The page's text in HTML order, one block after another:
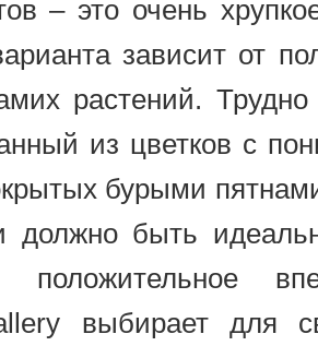
– это очень
зависит от
растений.
из цветков с
бурыми
должно быть
положительное
выбирает для